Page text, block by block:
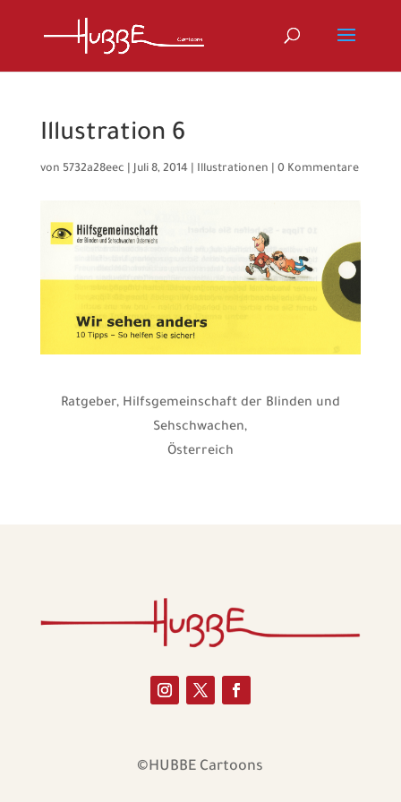
Illustration 6
von 5732a28eec |Juli 8, 2014| Illustrationen 0 Kommentare
Ratgeber, Hilfsgemeinschaft der Blinden und
Sehschwachen,
Österreich
©HUBBE Cartoons